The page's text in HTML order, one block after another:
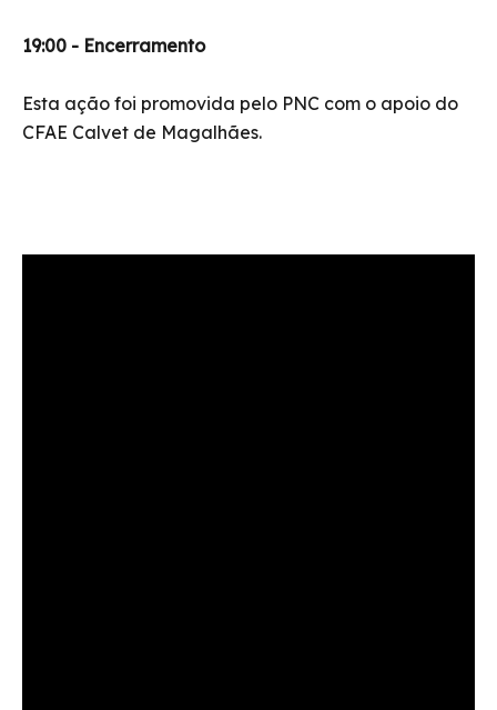
19:00 - Encerramento
Esta ação foi promovida pelo PNC com o apoio do
CFAE Calvet de Magalhães.